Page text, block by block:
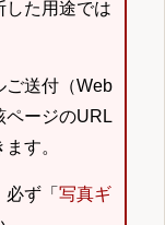
した用途では
送付（Web
ページのURL
す。
ず「 写真ギ